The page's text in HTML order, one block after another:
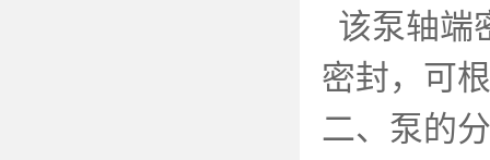
该泵轴端
密封，可
二、泵的